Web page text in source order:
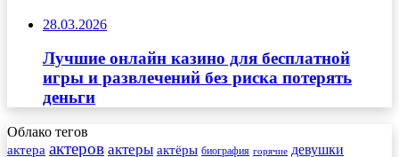
28.03.2026
Лучшие онлайн казино для бесплатной
игры и развлечений без риска потерять
деньги
Облако тегов
актера актеров актеры актёры биография горячие девушки